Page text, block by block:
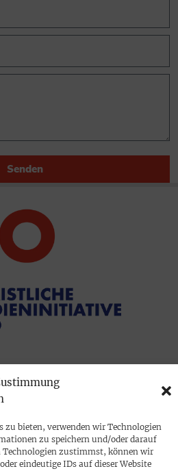
zu bieten, verwenden wir Technologien
zu speichern und/oder darauf
Technologien zustimmst, können wir
eindeutige IDs auf dieser Website
Senden